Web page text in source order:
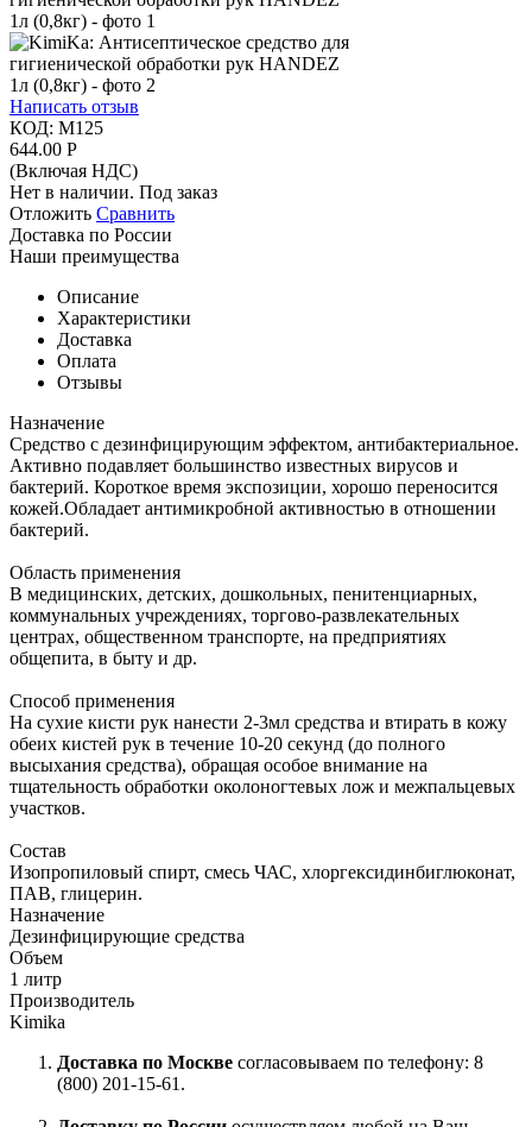
Написать отзыв
КОД: М125
644.00 Р
(Включая НДС)
Нет в наличии. Под заказ
Отложить Сравнить
Доставка по России
Наши преимущества
Описание
Характеристики
Доставка
Оплата
Отзывы
Назначение
Средство с дезинфицирующим эффектом, антибактериальное.
Активно подавляет большинство известных вирусов и
бактерий. Короткое время экспозиции, хорошо переносится
кожей.Обладает антимикробной активностью в отношении
бактерий.
Область применения
В медицинских, детских, дошкольных, пенитенциарных,
коммунальных учреждениях, торгово-развлекательных
центрах, общественном транспорте, на предприятиях
общепита, в быту и др.
Способ применения
На сухие кисти рук нанести 2-3мл средства и втирать в кожу
обеих кистей рук в течение 10-20 секунд (до полного
высыхания средства), обращая особое внимание на
тщательность обработки околоногтевых лож и межпальцевых
участков.
Состав
Изопропиловый спирт, смесь ЧАС, хлоргексидинбиглюконат,
ПАВ, глицерин.
Назначение
Дезинфицирующие средства
Объем
1 литр
Производитель
Kimika
Доставка по Москве согласовываем по телефону: 8
(800) 201-15-61.